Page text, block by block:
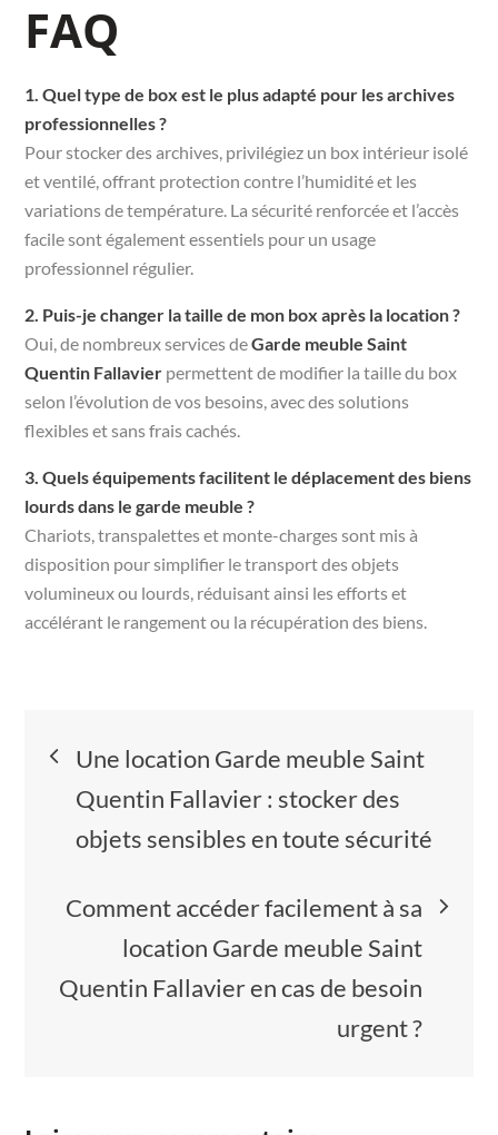
FAQ
1. Quel type de box est le plus adapté pour les archives
professionnelles ?
Pour stocker des archives, privilégiez un box intérieur isolé
et ventilé, offrant protection contre l’humidité et les
variations de température. La sécurité renforcée et l’accès
facile sont également essentiels pour un usage
professionnel régulier.
2. Puis-je changer la taille de mon box après la location ?
Oui, de nombreux services deGarde meuble Saint
Quentin Fallavier permettent de modifier la taille du box
selon l’évolution de vos besoins, avec des solutions
flexibles et sans frais cachés.
3. Quels équipements facilitent le déplacement des biens
lourds dans le garde meuble ?
Chariots, transpalettes et monte-charges sont mis à
disposition pour simplifier le transport des objets
volumineux ou lourds, réduisant ainsi les efforts et
accélérant le rangement ou la récupération des biens.
Navigation
de
l’article
Une location Garde meuble Saint
Quentin Fallavier : stocker des
objets sensibles en toute sécurité
Comment accéder facilement à sa
location Garde meuble Saint
Quentin Fallavier en cas de besoin
urgent ?